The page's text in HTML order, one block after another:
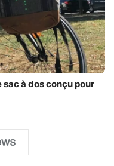
sac à dos conçu pour